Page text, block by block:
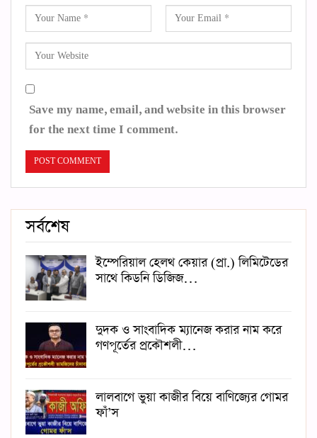
Save my name, email, and website in this browser
for the next time I comment.
সর্বশেষ
ইম্পেরিয়াল হেলথ কেয়ার (প্রা.) লিমিটেডের
সাথে কিডনি ডিজিজ…
দুদক ও সাংবাদিক ম্যানেজ করার নাম করে
গণপূর্তের প্রকৌশলী…
লালবাগে ভুয়া কাজীর বিয়ে বাণিজ্যের গোমর
ফাঁ’স